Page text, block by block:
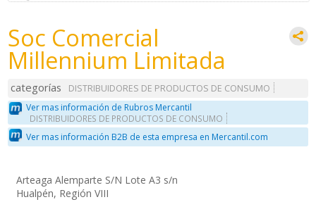
Soc Comercial
Millennium Limitada
categorías
DISTRIBUIDORES DE PRODUCTOS DE CONSUMO
Ver mas información de Rubros Mercantil
DISTRIBUIDORES DE PRODUCTOS DE CONSUMO
Ver mas información B2B de esta empresa en Mercantil.com
Arteaga Alemparte S/N Lote A3 s/n
Hualpén, Región VIII